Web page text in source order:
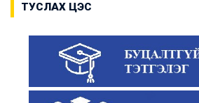
ТУСЛАХ ЦЭС